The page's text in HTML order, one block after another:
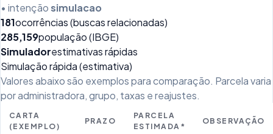
• intençãosimulacao
181ocorrências (buscas relacionadas)
285,159população (IBGE)
Simuladorestimativas rápidas
Simulação rápida (estimativa)
Valores abaixo são exemplos para comparação. Parcela varia
por administradora, grupo, taxas e reajustes.
CARTA
(EXEMPLO)
PRAZO
PARCELA
ESTIMADA*
OBSERVAÇÃO